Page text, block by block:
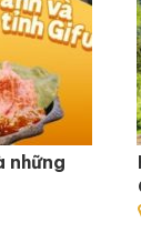
những